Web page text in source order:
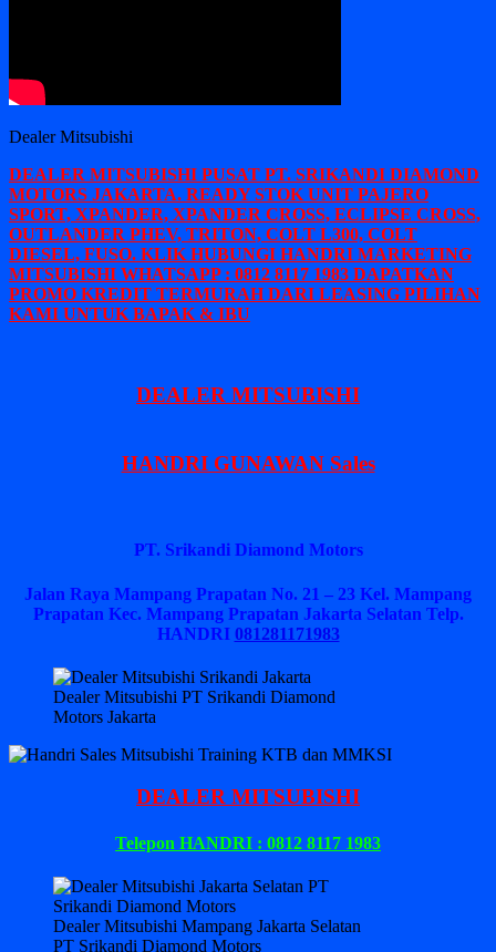
Dealer Mitsubishi
DEALER MITSUBISHI PUSAT PT. SRIKANDI DIAMOND
MOTORS JAKARTA. READY STOK UNIT PAJERO
SPORT, XPANDER, XPANDER CROSS, ECLIPSE CROSS,
OUTLANDER PHEV, TRITON, COLT L300, COLT
DIESEL, FUSO. KLIK HUBUNGI HANDRI MARKETING
MITSUBISHI WHATSAPP : 0812 8117 1983 DAPATKAN
PROMO KREDIT TERMURAH DARI LEASING PILIHAN
KAMI UNTUK BAPAK & IBU
DEALER MITSUBISHI
HANDRI GUNAWAN Sales
PT. Srikandi Diamond Motors
Jalan Raya Mampang Prapatan No. 21 – 23 Kel. Mampang
Prapatan Kec. Mampang Prapatan Jakarta Selatan Telp.
HANDRI 081281171983
Dealer Mitsubishi PT Srikandi Diamond
Motors Jakarta
DEALER MITSUBISHI
Telepon HANDRI : 0812 8117 1983
Dealer Mitsubishi Mampang Jakarta Selatan
PT Srikandi Diamond Motors